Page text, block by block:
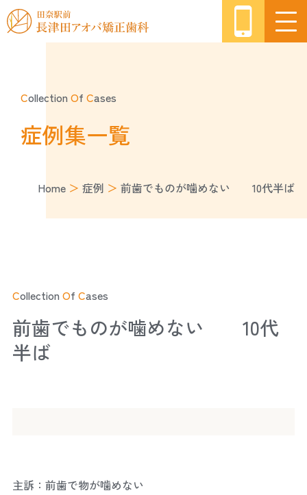
Collection Of Cases
症例集一覧
Home ＞症例 ＞前歯でものが噛めない 10代半ば
Collection Of Cases
前歯でものが噛めない 10代
半ば
主訴：前歯で物が噛めない